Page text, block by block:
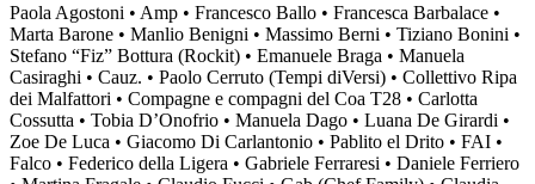
Paola Agostoni • Amp • Francesco Ballo • Francesca Barbalace •
Marta Barone • Manlio Benigni • Massimo Berni • Tiziano Bonini •
Stefano “Fiz” Bottura (Rockit) • Emanuele Braga • Manuela
Casiraghi • Cauz. • Paolo Cerruto (Tempi diVersi) • Collettivo Ripa
dei Malfattori • Compagne e compagni del Coa T28 • Carlotta
Cossutta • Tobia D’Onofrio • Manuela Dago • Luana De Girardi •
Zoe De Luca • Giacomo Di Carlantonio • Pablito el Drito • FAI •
Falco • Federico della Ligera • Gabriele Ferraresi • Daniele Ferriero